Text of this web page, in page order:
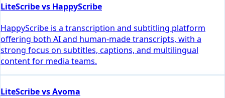
LiteScribe vs HappyScribe
HappyScribe is a transcription and subtitling platform
offering both AI and human-made transcripts, with a
strong focus on subtitles, captions, and multilingual
content for media teams.
LiteScribe vs Avoma